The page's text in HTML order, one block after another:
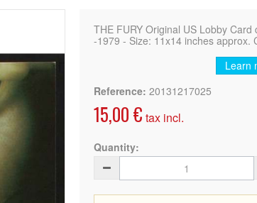
THE FURY Original US Lobby Card
-1979 - Size: 11x14 inches approx.
Learn
Reference: 20131217025
15,00 € tax incl.
Quantity: